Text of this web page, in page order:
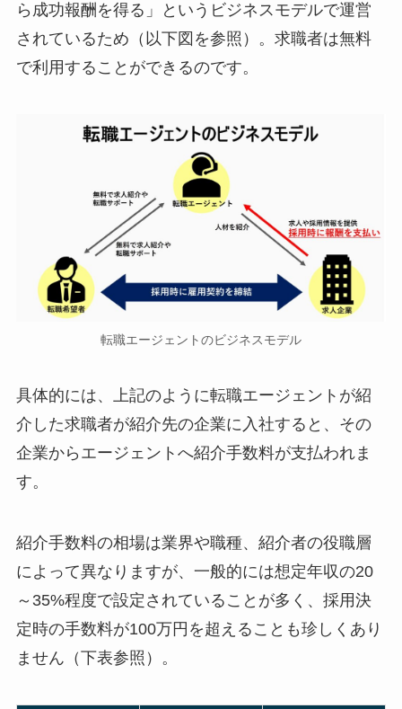
ら成功報酬を得る」というビジネスモデルで運営
されているため（以下図を参照）。求職者は無料
で利用することができるのです。
転職エージェントのビジネスモデル
具体的には、上記のように転職エージェントが紹
介した求職者が紹介先の企業に入社すると、その
企業からエージェントへ紹介手数料が支払われま
す。
紹介手数料の相場は業界や職種、紹介者の役職層
によって異なりますが、一般的には想定年収の20
～35%程度で設定されていることが多く、採用決
定時の手数料が100万円を超えることも珍しくあり
ません（下表参照）。